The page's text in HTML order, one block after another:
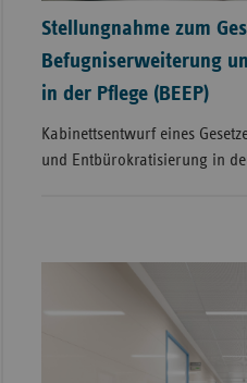
Stellungnahme zum
Befugniserweiterung
in der Pflege (BEEP)
Kabinettsentwurf eines
und Entbürokratisierung in